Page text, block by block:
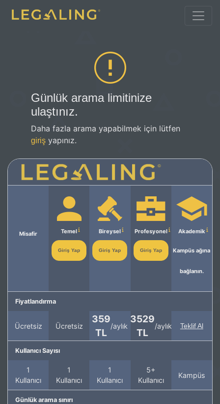
Günlük arama limitinize
ulaştınız.
Daha fazla arama yapabilmek için lütfen
giriş yapınız.
Misafir Temel
Giriş Yap
Bireysel
Giriş Yap
Profesyonel
Giriş Yap
Akademik
Kampüs ağına
bağlanın.
Fiyatlandırma
Ücretsiz Ücretsiz
359
TL
/aylık
3529
TL
/aylık Teklif Al
Kullanıcı Sayısı
1
Kullanıcı
1
Kullanıcı
1
Kullanıcı
5+
Kullanıcı
Kampüs
Günlük arama sınırı